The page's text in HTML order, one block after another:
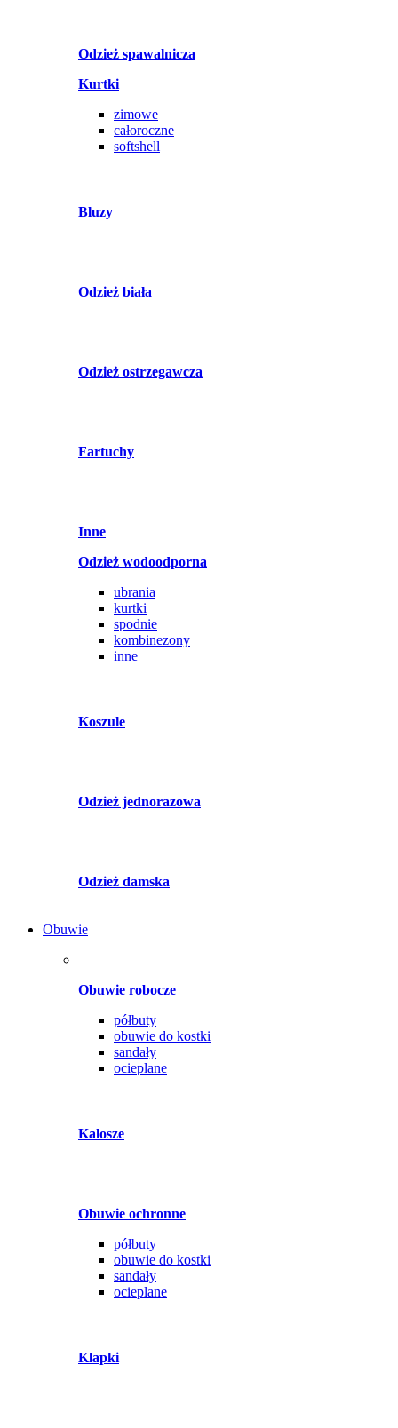
Odzież spawalnicza
Kurtki
zimowe
całoroczne
softshell
Bluzy
Odzież biała
Odzież ostrzegawcza
Fartuchy
Inne
Odzież wodoodporna
ubrania
kurtki
spodnie
kombinezony
inne
Koszule
Odzież jednorazowa
Odzież damska
Obuwie
Obuwie robocze
półbuty
obuwie do kostki
sandały
ocieplane
Kalosze
Obuwie ochronne
półbuty
obuwie do kostki
sandały
ocieplane
Klapki